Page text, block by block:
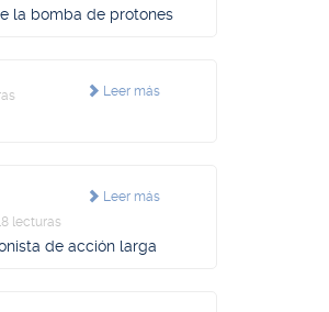
la bomba de protones
Leer más
Leer más
lecturas
de acción larga